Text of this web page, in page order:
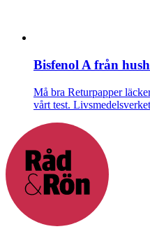
Bisfenol A från
Må bra Returpapper
vårt test.